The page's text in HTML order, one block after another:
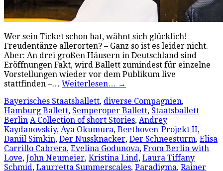
Wer sein Ticket schon hat, wähnt sich glücklich!
Freudentänze allerorten? – Ganz so ist es leider nicht.
Aber: An drei großen Häusern in Deutschland sind
Eröffnungen Fakt, wird Ballett zumindest für einzelne
Vorstellungen wieder vor dem Publikum live
stattfinden –… Weiterlesen… →
Bayerisches Staatsballett, diverse Compagnien,
Hamburg Ballett, Semperoper Ballett, Staatsballett
Berlin A Collection of short Stories, Andrey
Kaydanovskiy, Aya Okumura, Beethoven-Projekt II,
Daniil Simkin, Der Nussknacker, Der Schneesturm, Elisa
Carrillo Cabrera, Evelina Godunova, From Berlin with
Love, John Neumeier, Kristina Lind, Laura Tiffany
Schmid, Laurretta Summerscales, Paradigma, Rainer